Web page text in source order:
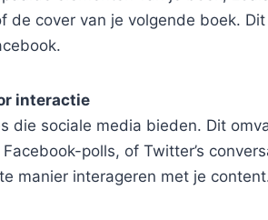
de cover van je volgende boek.
interactie
die sociale media bieden. Dit
Facebook-polls, of Twitter’s
manier interageren met je